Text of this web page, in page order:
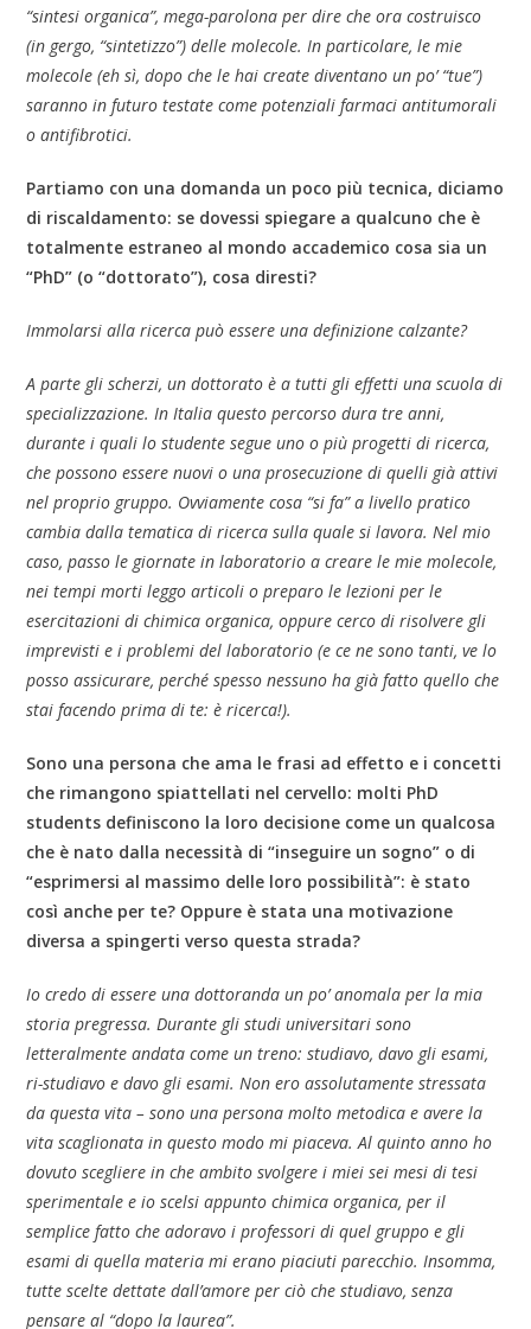
“sintesi organica”, mega-parolona per dire che ora costruisco
(in gergo, “sintetizzo”) delle molecole. In particolare, le mie
molecole (eh sì, dopo che le hai create diventano un po’ “tue”)
saranno in futuro testate come potenziali farmaci antitumorali
o antifibrotici.
Partiamo con una domanda un poco più tecnica, diciamo
di riscaldamento: se dovessi spiegare a qualcuno che è
totalmente estraneo al mondo accademico cosa sia un
“PhD” (o “dottorato”), cosa diresti?
Immolarsi alla ricerca può essere una definizione calzante?
A parte gli scherzi, un dottorato è a tutti gli effetti una scuola di
specializzazione. In Italia questo percorso dura tre anni,
durante i quali lo studente segue uno o più progetti di ricerca,
che possono essere nuovi o una prosecuzione di quelli già attivi
nel proprio gruppo. Ovviamente cosa “si fa” a livello pratico
cambia dalla tematica di ricerca sulla quale si lavora. Nel mio
caso, passo le giornate in laboratorio a creare le mie molecole,
nei tempi morti leggo articoli o preparo le lezioni per le
esercitazioni di chimica organica, oppure cerco di risolvere gli
imprevisti e i problemi del laboratorio (e ce ne sono tanti, ve lo
posso assicurare, perché spesso nessuno ha già fatto quello che
stai facendo prima di te: è ricerca!).
Sono una persona che ama le frasi ad effetto e i concetti
che rimangono spiattellati nel cervello: molti PhD
students definiscono la loro decisione come un qualcosa
che è nato dalla necessità di “inseguire un sogno” o di
“esprimersi al massimo delle loro possibilità”: è stato
così anche per te? Oppure è stata una motivazione
diversa a spingerti verso questa strada?
Io credo di essere una dottoranda un po’ anomala per la mia
storia pregressa. Durante gli studi universitari sono
letteralmente andata come un treno: studiavo, davo gli esami,
ri-studiavo e davo gli esami. Non ero assolutamente stressata
da questa vita – sono una persona molto metodica e avere la
vita scaglionata in questo modo mi piaceva. Al quinto anno ho
dovuto scegliere in che ambito svolgere i miei sei mesi di tesi
sperimentale e io scelsi appunto chimica organica, per il
semplice fatto che adoravo i professori di quel gruppo e gli
esami di quella materia mi erano piaciuti parecchio. Insomma,
tutte scelte dettate dall’amore per ciò che studiavo, senza
pensare al “dopo la laurea”.